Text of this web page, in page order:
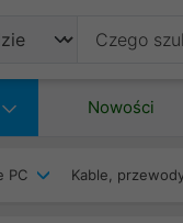
Nowości
PC Kable,